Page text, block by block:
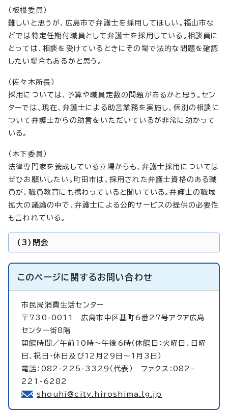
（板根委員）
難しいと思うが、広島市で弁護士を採用してほしい。福山市な
どでは特定任期付職員として弁護士を採用している。相談員に
とっては、相談を受けているときにその場で法的な問題を確認
したい場合もあるかと思う。
（佐々木所長）
採用については、予算や職員定数の問題があるかと思う。セン
ターでは、現在、弁護士による助言業務を実施し、個別の相談に
ついて弁護士からの助言をいただいているが非常に助かって
いる。
（木下委員）
法律専門家を養成している立場からも、弁護士採用については
ぜひお願いしたい。町田市は、採用された弁護士資格のある職
員が、職員教育にも携わっていると聞いている。弁護士の職域
拡大の議論の中で、弁護士による公的サービスの提供の必要性
も言われている。
(3)閉会
このページに関するお問い合わせ
市民局消費生活センター
〒730-0011 広島市中区基町6番27号アクア広島
センター街8階
開館時間／午前10時～午後6時（休館日：火曜日、日曜
日、祝日・休日及び12月29日～1月3日）
電話：082-225-3329（代表） ファクス：082-
221-6282
shouhi@city.hiroshima.lg.jp